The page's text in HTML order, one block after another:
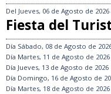
Del Jueves, 06 de Agosto de 2026
Fiesta del
Día Sábado, 08 de Agosto de
Día Martes, 11 de Agosto de 2026
Día Jueves, 13 de Agosto de 2026
Día Domingo, 16 de Agosto de
Día Martes, 18 de Agosto de 2026